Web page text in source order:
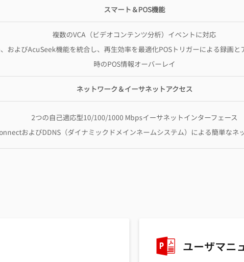
スマート＆POS機能
複数のVCA（ビデオコンテンツ分析）イベントに対応
およびAcuSeek機能を統合し、再生効率を最適化POSトリガーによる録画
時のPOS情報オーバーレイ
ネットワーク＆イーサネットアクセス
2つの自己適応型10/100/1000 Mbpsイーサネットインターフェース
およびDDNS（ダイナミックドメインネームシステム）による簡単なネ
ユーザマニ